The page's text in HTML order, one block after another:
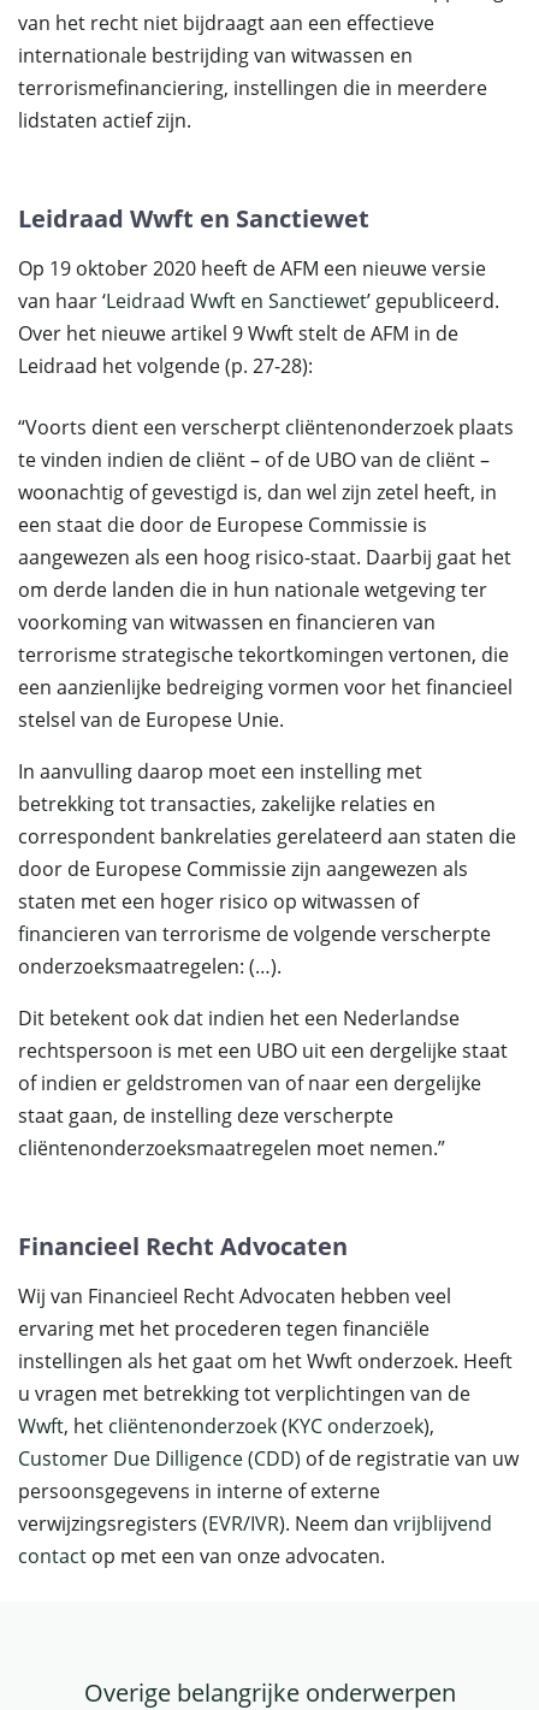
van het recht niet bijdraagt ​​aan een effectieve
internationale bestrijding van witwassen en
terrorismefinanciering, instellingen die in meerdere
lidstaten actief zijn.
Leidraad Wwft en Sanctiewet
Op 19 oktober 2020 heeft de AFM een nieuwe versie
van haar ‘Leidraad Wwft en Sanctiewet’ gepubliceerd.
Over het nieuwe artikel 9 Wwft stelt de AFM in de
Leidraad het volgende (p. 27-28):
“Voorts dient een verscherpt cliëntenonderzoek plaats
te vinden indien de cliënt – of de UBO van de cliënt –
woonachtig of gevestigd is, dan wel zijn zetel heeft, in
een staat die door de Europese Commissie is
aangewezen als een hoog risico-staat. Daarbij gaat het
om derde landen die in hun nationale wetgeving ter
voorkoming van witwassen en financieren van
terrorisme strategische tekortkomingen vertonen, die
een aanzienlijke bedreiging vormen voor het financieel
stelsel van de Europese Unie.
In aanvulling daarop moet een instelling met
betrekking tot transacties, zakelijke relaties en
correspondent bankrelaties gerelateerd aan staten die
door de Europese Commissie zijn aangewezen als
staten met een hoger risico op witwassen of
financieren van terrorisme de volgende verscherpte
onderzoeksmaatregelen: (…).
Dit betekent ook dat indien het een Nederlandse
rechtspersoon is met een UBO uit een dergelijke staat
of indien er geldstromen van of naar een dergelijke
staat gaan, de instelling deze verscherpte
cliëntenonderzoeksmaatregelen moet nemen.”
Financieel Recht Advocaten
Wij van Financieel Recht Advocaten hebben veel
ervaring met het procederen tegen financiële
instellingen als het gaat om het Wwft onderzoek. Heeft
u vragen met betrekking tot verplichtingen van de
Wwft, het cliëntenonderzoek(KYC onderzoek),
Customer Due Dilligence (CDD) of de registratie van uw
persoonsgegevens in interne of externe
verwijzingsregisters (EVR/IVR). Neem dan vrijblijvend
contact op met een van onze advocaten.
Overige belangrijke onderwerpen